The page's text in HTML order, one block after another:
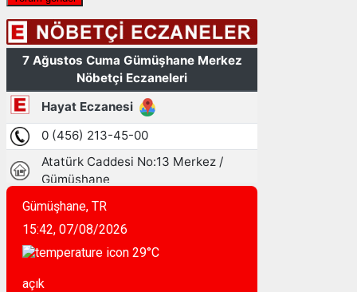
Gümüşhane, TR
15:42, 07/08/2026
29°C
açık